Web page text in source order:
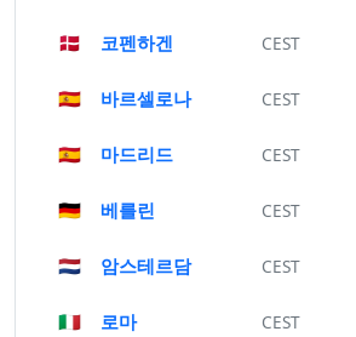
🇩🇰 코펜하겐 CEST
🇪🇸 바르셀로나 CEST
🇪🇸 마드리드 CEST
🇩🇪 베를린 CEST
🇳🇱 암스테르담 CEST
🇮🇹 로마 CEST